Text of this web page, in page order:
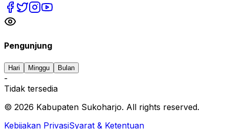
Pengunjung
Hari Minggu Bulan
-
Tidak tersedia
© 2026 Kabupaten Sukoharjo. All rights reserved.
Kebijakan PrivasiSyarat & Ketentuan